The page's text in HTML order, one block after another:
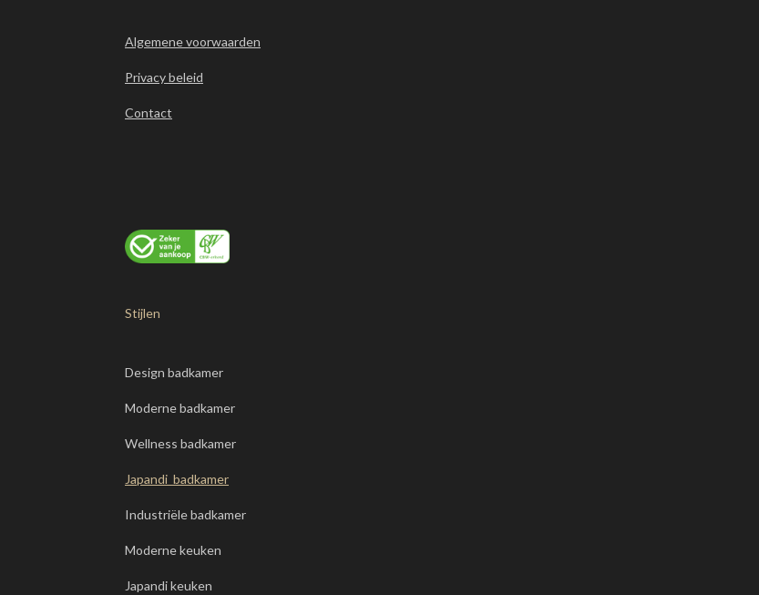
Algemene voorwaarden
Privacy beleid
Contact
Stijlen
Design badkamer
Moderne badkamer
Wellness badkamer
Japandi badkamer
Industriële badkamer
Moderne keuken
Japandi keuken